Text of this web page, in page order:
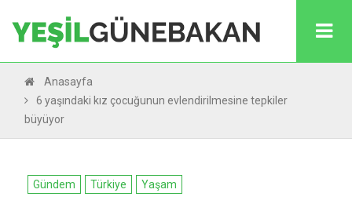
Anasayfa
6 yaşındaki kız çocuğunun evlendirilmesine tepkiler
büyüyor
Gündem Türkiye Yaşam